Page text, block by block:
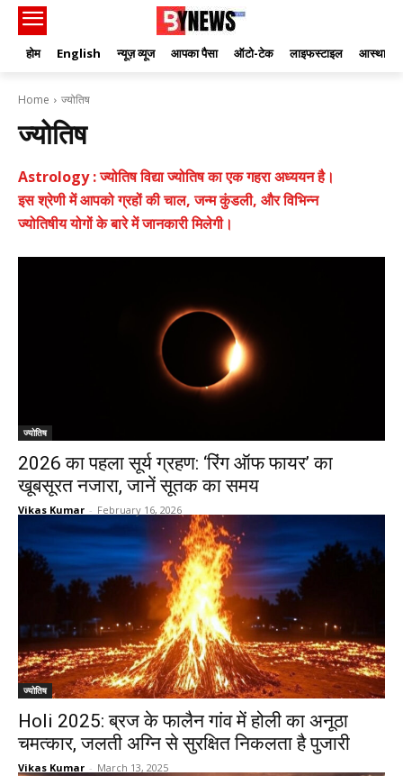
होम English न्यूज़ व्यूज आपका पैसा ऑटो-टेक लाइफस्टाइल आस्था
Home ज्योतिष
ज्योतिष
Astrology : ज्योतिष विद्या ज्योतिष का एक गहरा अध्ययन है।
इस श्रेणी में आपको ग्रहों की चाल, जन्म कुंडली, और विभिन्न
ज्योतिषीय योगों के बारे में जानकारी मिलेगी।
ज्योतिष
2026 का पहला सूर्य ग्रहण: ‘रिंग ऑफ फायर’ का
खूबसूरत नजारा, जानें सूतक का समय
Vikas Kumar - February 16, 2026
ज्योतिष
Holi 2025: ब्रज के फालैन गांव में होली का अनूठा
चमत्कार, जलती अग्नि से सुरक्षित निकलता है पुजारी
Vikas Kumar - March 13, 2025